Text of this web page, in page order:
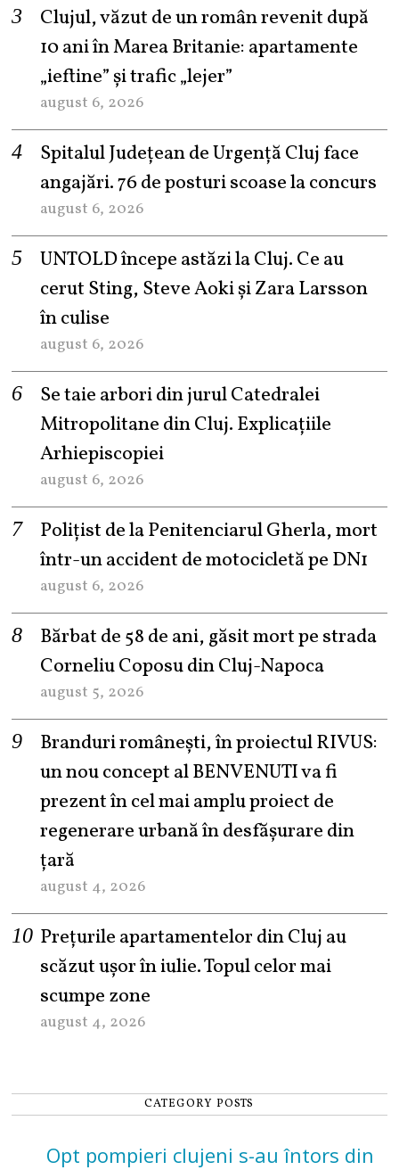
Clujul, văzut de un român revenit după
10 ani în Marea Britanie: apartamente
„ieftine” și trafic „lejer”
august 6, 2026
Spitalul Județean de Urgență Cluj face
angajări. 76 de posturi scoase la concurs
august 6, 2026
UNTOLD începe astăzi la Cluj. Ce au
cerut Sting, Steve Aoki și Zara Larsson
în culise
august 6, 2026
Se taie arbori din jurul Catedralei
Mitropolitane din Cluj. Explicațiile
Arhiepiscopiei
august 6, 2026
Polițist de la Penitenciarul Gherla, mort
într-un accident de motocicletă pe DN1
august 6, 2026
Bărbat de 58 de ani, găsit mort pe strada
Corneliu Coposu din Cluj-Napoca
august 5, 2026
Branduri românești, în proiectul RIVUS:
un nou concept al BENVENUTI va fi
prezent în cel mai amplu proiect de
regenerare urbană în desfășurare din
țară
august 4, 2026
Prețurile apartamentelor din Cluj au
scăzut ușor în iulie. Topul celor mai
scumpe zone
august 4, 2026
CATEGORY POSTS
Opt pompieri clujeni s-au întors din